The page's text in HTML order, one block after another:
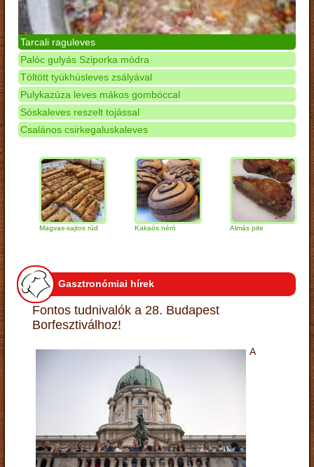
Tarcali raguleves
Palóc gulyás Sziporka módra
Töltött tyúkhúsleves zsályával
Pulykazúza leves mákos gombóccal
Sóskaleves reszelt tojással
Csalános csirkegaluskaleves
Magvas-sajtos rúd Kakaós néró Almás pite
Gasztronómiai hírek
Fontos tudnivalók a 28. Budapest
Borfesztiválhoz!
A